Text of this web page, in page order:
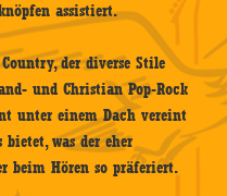
assistiert.
der diverse Stile
und Christian Pop-Rock
unter einem Dach vereint
was der eher
beim Hören so präferiert.